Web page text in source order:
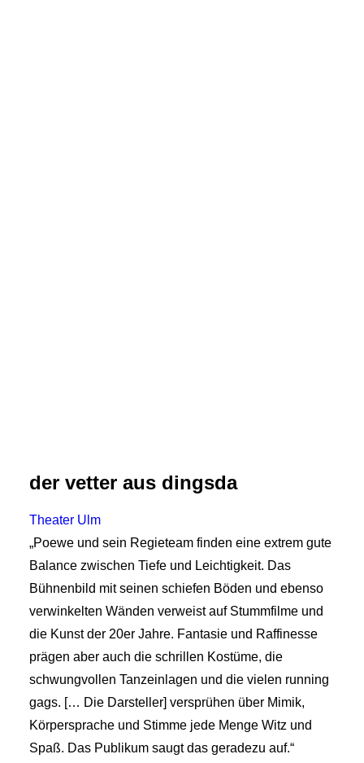
der vetter aus dingsda
Theater Ulm
„Poewe und sein Regieteam finden eine extrem gute
Balance zwischen Tiefe und Leichtigkeit. Das
Bühnenbild mit seinen schiefen Böden und ebenso
verwinkelten Wänden verweist auf Stummfilme und
die Kunst der 20er Jahre. Fantasie und Raffinesse
prägen aber auch die schrillen Kostüme, die
schwungvollen Tanzeinlagen und die vielen running
gags. [… Die Darsteller] versprühen über Mimik,
Körpersprache und Stimme jede Menge Witz und
Spaß. Das Publikum saugt das geradezu auf.“